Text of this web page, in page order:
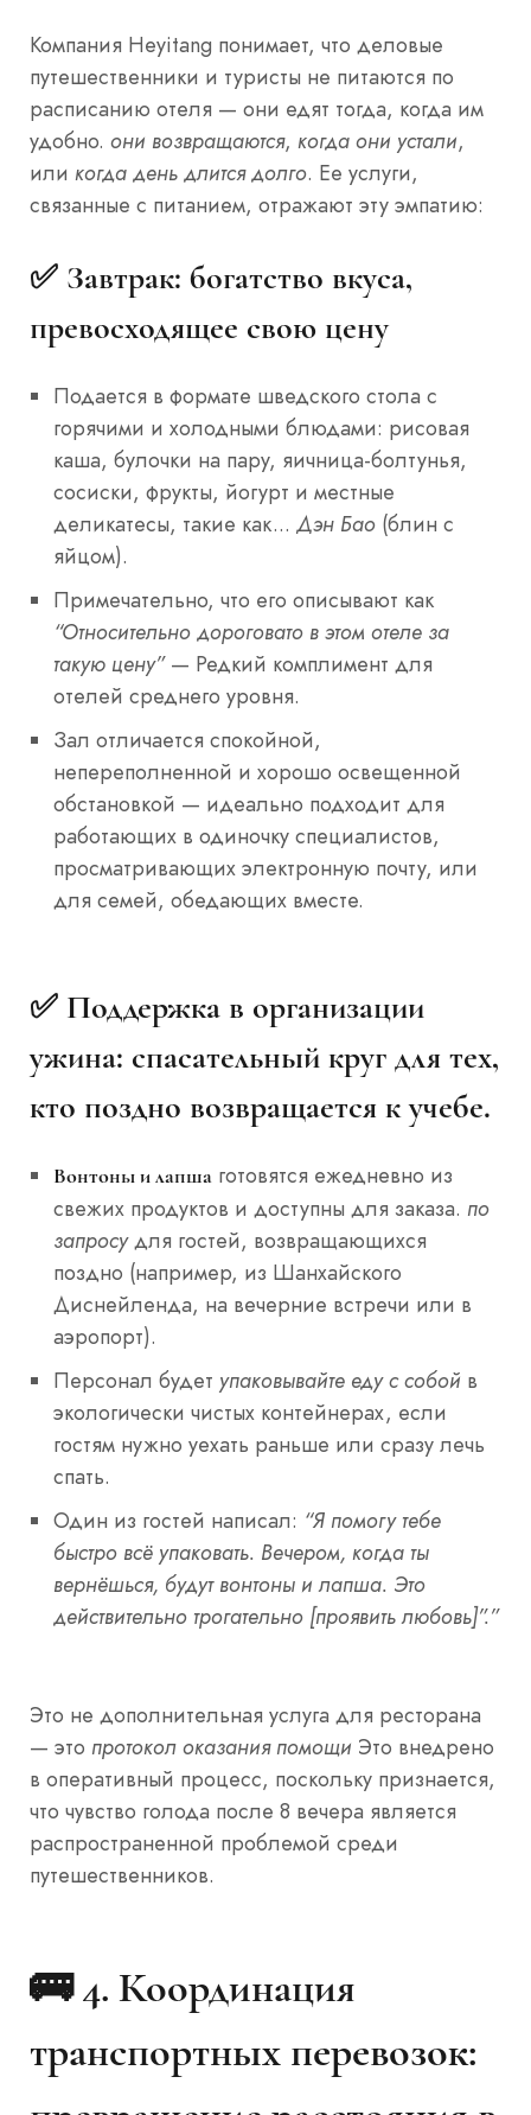
Компания Heyitang понимает, что деловые
путешественники и туристы не питаются по
расписанию отеля — они едят тогда, когда им
удобно. они возвращаются, когда они устали,
или когда день длится долго. Ее услуги,
связанные с питанием, отражают эту эмпатию:
✅ Завтрак: богатство вкуса,
превосходящее свою цену
Подается в формате шведского стола с
горячими и холодными блюдами: рисовая
каша, булочки на пару, яичница-болтунья,
сосиски, фрукты, йогурт и местные
деликатесы, такие как... Дэн Бао(блин с
яйцом).
Примечательно, что его описывают как
“Относительно дороговато в этом отеле за
такую цену”— Редкий комплимент для
отелей среднего уровня.
Зал отличается спокойной,
непереполненной и хорошо освещенной
обстановкой — идеально подходит для
работающих в одиночку специалистов,
просматривающих электронную почту, или
для семей, обедающих вместе.
✅ Поддержка в организации
ужина: спасательный круг для тех,
кто поздно возвращается к учебе.
Вонтоны и лапшаготовятся ежедневно из
свежих продуктов и доступны для заказа. по
запросудля гостей, возвращающихся
поздно (например, из Шанхайского
Диснейленда, на вечерние встречи или в
аэропорт).
Персонал будет упаковывайте еду с собой в
экологически чистых контейнерах, если
гостям нужно уехать раньше или сразу лечь
спать.
Один из гостей написал: “Я помогу тебе
быстро всё упаковать. Вечером, когда ты
вернёшься, будут вонтоны и лапша. Это
действительно трогательно [проявить любовь]”.”
Это не дополнительная услуга для ресторана
— это протокол оказания помощи Это внедрено
в оперативный процесс, поскольку признается,
что чувство голода после 8 вечера является
распространенной проблемой среди
путешественников.
🚌 4. Координация
транспортных перевозок: